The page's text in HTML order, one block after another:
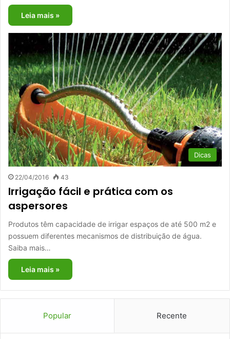
Leia mais »
Dicas
22/04/2016 43
Irrigação fácil e prática com os
aspersores
Produtos têm capacidade de irrigar espaços de até 500 m2 e
possuem diferentes mecanismos de distribuição de água.
Saiba mais…
Leia mais »
Popular Recente